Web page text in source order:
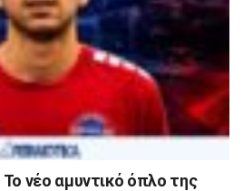
Το νέο αμυντικό όπλο της